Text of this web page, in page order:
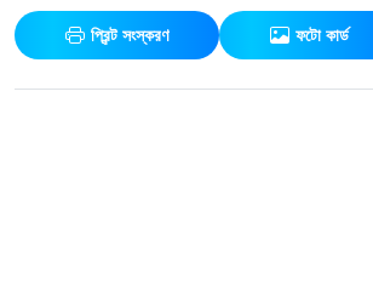
প্রিন্ট সংস্করণ ফটো কার্ড